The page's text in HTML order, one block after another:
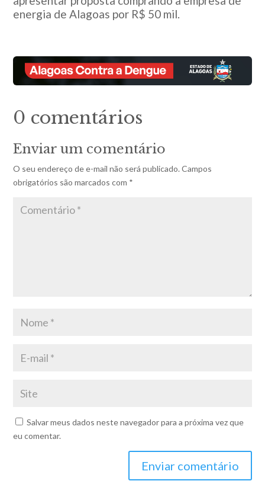
energia de Alagoas por R$ 50 mil.
0 comentários
Enviar um comentário
O seu endereço de e-mail não será publicado. Campos
obrigatórios são marcados com *
Salvar meus dados neste navegador para a próxima vez que
eu comentar.
Enviar comentário